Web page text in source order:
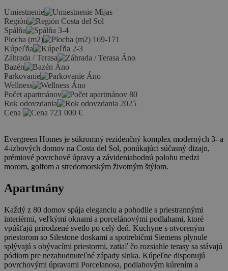
Umiestnenie
Mijas
Región
Costa del Sol
Spálňa
3-4
Plocha (m2)
169-171
Kúpeľňa
2-3
Záhrada / Terasa
Áno
Bazén
Áno
Parkovanie
Áno
Wellness
Áno
Počet apartmánov
80
Rok odovzdania
2025
Cena
721 000 €
Evergreen Homes je súkromný rezidenčný komplex moderných 3- a
4-izbových domov na Costa del Sol, ponúkajúci súčasný dizajn,
prémiové povrchové úpravy a závideniahodnú polohu medzi
morom, golfom a stredomorským životným štýlom.
Apartmány
Každý z 80 domov spája eleganciu a pohodlie s priestrannými
interiérmi, veľkými oknami a porcelánovými podlahami, ktoré
vpúšťajú prirodzené svetlo po celý deň. Kuchyne s otvoreným
priestorom so Silestone doskami a spotrebičmi Siemens plynule
splývajú s obývacími priestormi, zatiaľ čo rozsiahle terasy sa stávajú
pódiom pre nezabudnuteľné západy slnka. Kúpeľne disponujú
povrchovými úpravami Porcelanosa, podlahovým kúrením a